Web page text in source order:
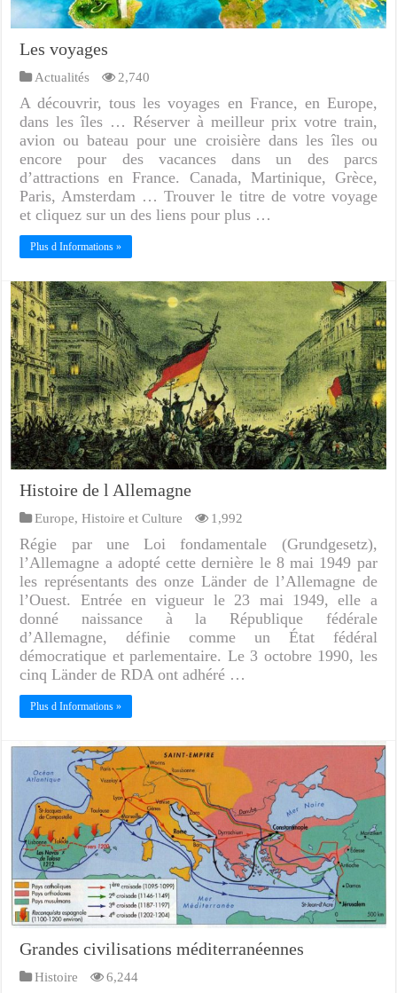
Les voyages
Actualités 2,740
A découvrir, tous les voyages en France, en Europe,
dans les îles … Réserver à meilleur prix votre train,
avion ou bateau pour une croisière dans les îles ou
encore pour des vacances dans un des parcs
d’attractions en France. Canada, Martinique, Grèce,
Paris, Amsterdam … Trouver le titre de votre voyage
et cliquez sur un des liens pour plus …
Plus d Informations »
Histoire de l Allemagne
Europe,Histoire et Culture 1,992
Régie par une Loi fondamentale (Grundgesetz),
l’Allemagne a adopté cette dernière le 8 mai 1949 par
les représentants des onze Länder de l’Allemagne de
l’Ouest. Entrée en vigueur le 23 mai 1949, elle a
donné naissance à la République fédérale
d’Allemagne, définie comme un État fédéral
démocratique et parlementaire. Le 3 octobre 1990, les
cinq Länder de RDA ont adhéré …
Plus d Informations »
Grandes civilisations méditerranéennes
Histoire 6,244